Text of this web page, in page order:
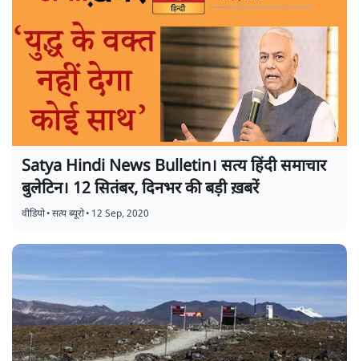
Satya Hindi News Bulletin। सत्य हिंदी समाचार
बुलेटिन। 12 सितंबर, दिनभर की बड़ी ख़बरें
वीडियो•सत्य ब्यूरो• 12 Sep, 2020